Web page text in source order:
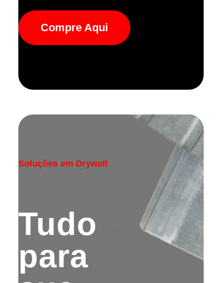
Compre Aqui
Soluções em Drywall
Tudo
para